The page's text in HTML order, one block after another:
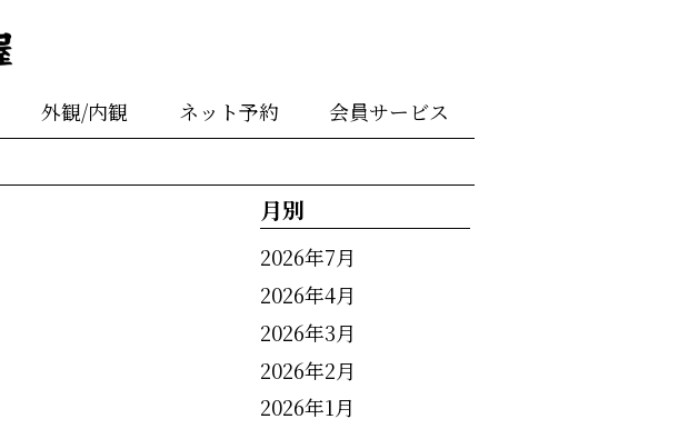
外観/内観 ネット予約 会員サービス
月別
2026年7月
2026年4月
2026年3月
2026年2月
2026年1月